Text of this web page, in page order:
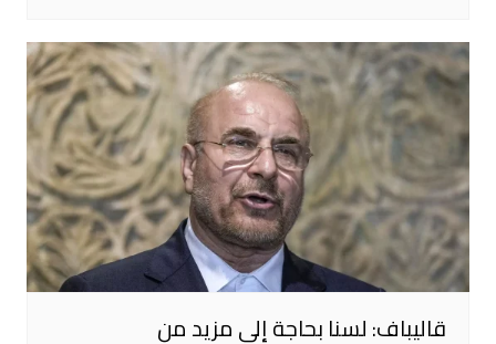
قاليباف: لسنا بحاجة إلى مزيد من